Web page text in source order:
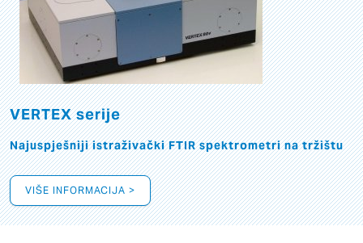
VERTEX serije
Najuspješniji istraživački FTIR spektrometri na tržištu
VIŠE INFORMACIJA >